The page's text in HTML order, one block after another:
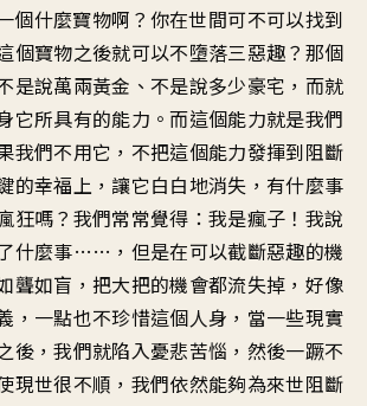
個什麼寶物啊？你在世間可不可以找到
個寶物之後就可以不墮落三惡趣？那個
是說萬兩黃金、不是說多少豪宅，而就
它所具有的能力。而這個能力就是我們
我們不用它，不把這個能力發揮到阻斷
的幸福上，讓它白白地消失，有什麼事
狂嗎？我們常常覺得：我是瘋子！我說
什麼事……，但是在可以截斷惡趣的機
聾如盲，把大把的機會都流失掉，好像
，一點也不珍惜這個人身，當一些現實
後，我們就陷入憂悲苦惱，然後一蹶不
現世很不順，我們依然能夠為來世阻斷